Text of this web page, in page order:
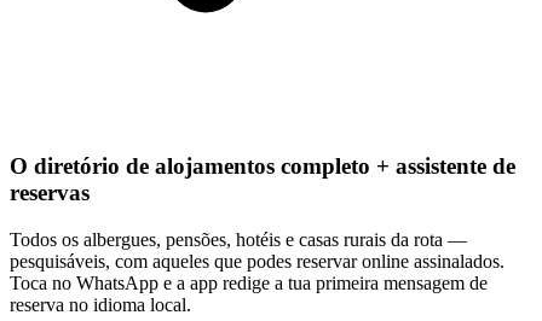
O diretório de alojamentos completo + assistente de
reservas
Todos os albergues, pensões, hotéis e casas rurais da rota —
pesquisáveis, com aqueles que podes reservar online assinalados.
Toca no WhatsApp e a app redige a tua primeira mensagem de
reserva no idioma local.